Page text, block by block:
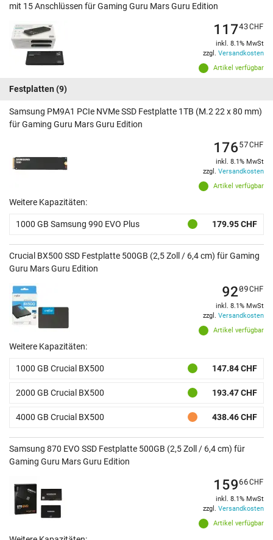
mit 15 Anschlüssen für Gaming Guru Mars Guru Edition
Artikel verfügbar
11743CHF
inkl. 8.1% MwSt
zzgl. Versandkosten
Festplatten (9)
Samsung PM9A1 PCIe NVMe SSD Festplatte 1TB (M.2 22 x 80 mm)
für Gaming Guru Mars Guru Edition
Artikel verfügbar
17657CHF
inkl. 8.1% MwSt
zzgl. Versandkosten
Weitere Kapazitäten:
1000 GB Samsung 990 EVO Plus 179.95 CHF
Crucial BX500 SSD Festplatte 500GB (2,5 Zoll / 6,4 cm) für Gaming
Guru Mars Guru Edition
Artikel verfügbar
9209CHF
inkl. 8.1% MwSt
zzgl. Versandkosten
Weitere Kapazitäten:
1000 GB Crucial BX500 147.84 CHF
2000 GB Crucial BX500 193.47 CHF
4000 GB Crucial BX500 438.46 CHF
Samsung 870 EVO SSD Festplatte 500GB (2,5 Zoll / 6,4 cm) für
Gaming Guru Mars Guru Edition
Artikel verfügbar
15966CHF
inkl. 8.1% MwSt
zzgl. Versandkosten